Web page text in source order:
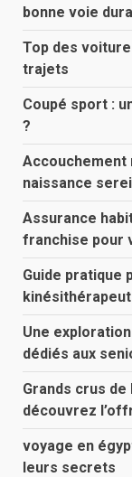
bonne voie
Top des
trajets
Coupé sport :
?
Accouchement
naissance
Assurance
franchise pour
Guide pratique
Une
dédiés aux
Grands crus de
découvrez
voyage en
leurs secrets